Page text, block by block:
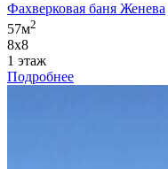
Фахверковая баня Женева
57м2
8х8
1 этаж
Подробнее